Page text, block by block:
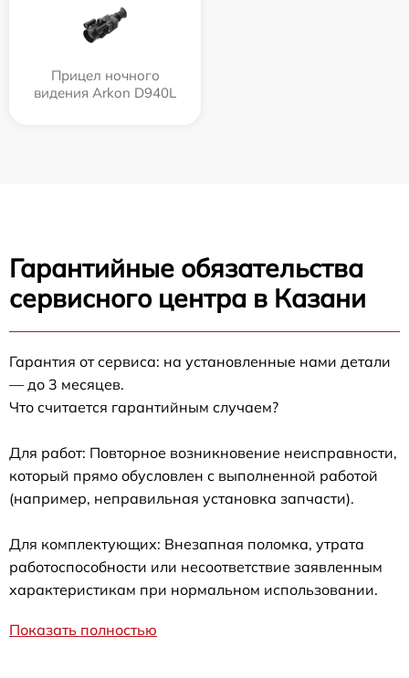
Прицел ночного
видения Arkon D940L
Гарантийные обязательства
сервисного центра в Казани
Гарантия от сервиса: на установленные нами детали
— до 3 месяцев.
Что считается гарантийным случаем?
Для работ: Повторное возникновение неисправности,
который прямо обусловлен с выполненной работой
(например, неправильная установка запчасти).
Для комплектующих: Внезапная поломка, утрата
работоспособности или несоответствие заявленным
характеристикам при нормальном использовании.
Показать полностью